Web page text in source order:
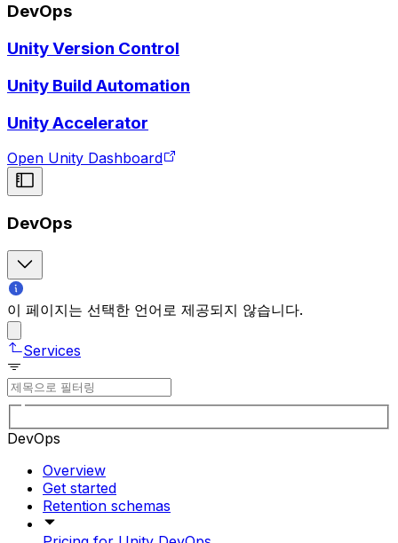
DevOps
Unity Version Control
Unity Build Automation
Unity Accelerator
Open Unity Dashboard
DevOps
이 페이지는 선택한 언어로 제공되지 않습니다.
Services
DevOps
Overview
Get started
Retention schemas